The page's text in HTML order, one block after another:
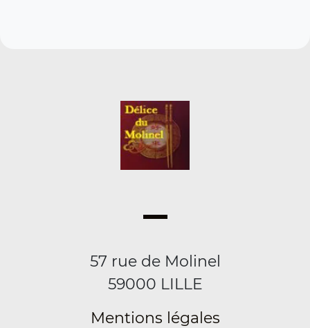
57 rue de Molinel
59000 LILLE
Mentions légales